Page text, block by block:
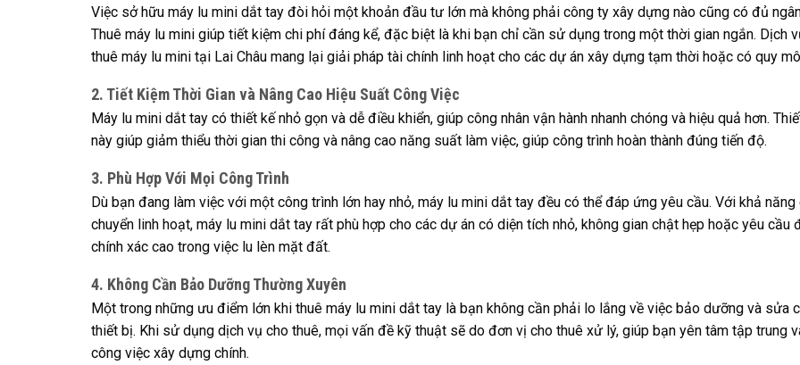
Việc sở hữu máy lu mini dắt tay đòi hỏi một khoản đầu tư lớn mà không phải công ty xây dựng nào cũng có đủ
Thuê máy lu mini giúp tiết kiệm chi phí đáng kể, đặc biệt là khi bạn chỉ cần sử dụng trong một thời gian ngắn. Dịch
thuê máy lu mini tại Lai Châu mang lại giải pháp tài chính linh hoạt cho các dự án xây dựng tạm thời hoặc có quy
2. Tiết Kiệm Thời Gian và Nâng Cao Hiệu Suất Công Việc
Máy lu mini dắt tay có thiết kế nhỏ gọn và dễ điều khiển, giúp công nhân vận hành nhanh chóng và hiệu quả hơn.
này giúp giảm thiểu thời gian thi công và nâng cao năng suất làm việc, giúp công trình hoàn thành đúng tiến độ.
3. Phù Hợp Với Mọi Công Trình
Dù bạn đang làm việc với một công trình lớn hay nhỏ, máy lu mini dắt tay đều có thể đáp ứng yêu cầu. Với khả năng
chuyển linh hoạt, máy lu mini dắt tay rất phù hợp cho các dự án có diện tích nhỏ, không gian chật hẹp hoặc yêu cầu
chính xác cao trong việc lu lèn mặt đất.
4. Không Cần Bảo Dưỡng Thường Xuyên
Một trong những ưu điểm lớn khi thuê máy lu mini dắt tay là bạn không cần phải lo lắng về việc bảo dưỡng và sửa
thiết bị. Khi sử dụng dịch vụ cho thuê, mọi vấn đề kỹ thuật sẽ do đơn vị cho thuê xử lý, giúp bạn yên tâm tập trung
công việc xây dựng chính.